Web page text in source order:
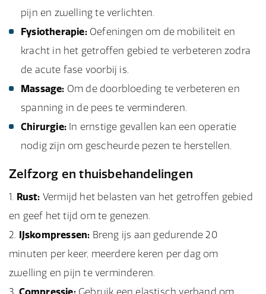
pijn en zwelling te verlichten.
Fysiotherapie:Oefeningen om de mobiliteit en
kracht in het getroffen gebied te verbeteren zodra
de acute fase voorbij is.
Massage: Om de doorbloeding te verbeteren en
spanning in de pees te verminderen.
Chirurgie: In ernstige gevallen kan een operatie
nodig zijn om gescheurde pezen te herstellen.
Zelfzorg en thuisbehandelingen
Rust: Vermijd het belasten van het getroffen gebied
en geef het tijd om te genezen.
IJskompressen: Breng ijs aan gedurende 20
minuten per keer, meerdere keren per dag om
zwelling en pijn te verminderen.
Compressie:Gebruik een elastisch verband om